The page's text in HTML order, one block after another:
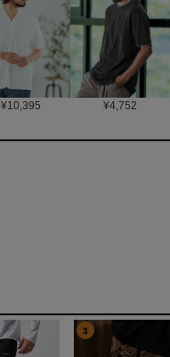
¥10,395 ¥4,752
3